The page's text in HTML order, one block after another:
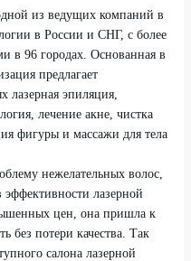
из ведущих компаний в
в России и СНГ, с более
в 96 городах. Основанная в
предлагает
лазерная эпиляция,
лечение акне, чистка
фигуры и массажи для тела
нежелательных волос,
лазерной
цен, она пришла к
без потери качества. Так
салона лазерной